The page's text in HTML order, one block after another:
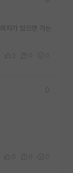
지가 있으면 가는